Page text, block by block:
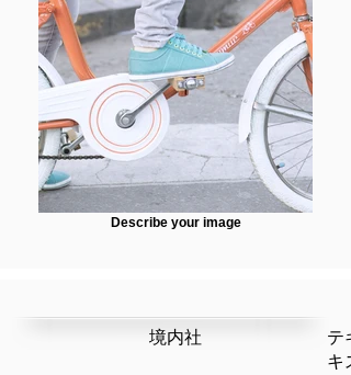
Describe your image
テ
キ
​境内社